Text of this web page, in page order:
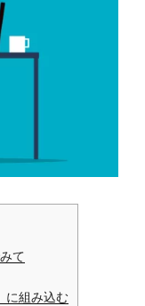
て
に組み込む